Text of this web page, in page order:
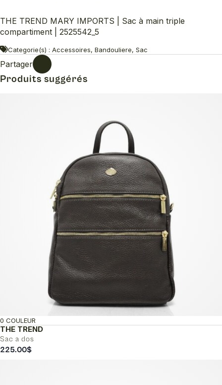
THE TREND MARY IMPORTS | Sac à main triple
compartiment | 2525542_5
Categorie(s) : Accessoires, Bandouliere, Sac
Partager
Produits suggérés
THE TREND
Sac a dos
0 COULEUR
225.00$